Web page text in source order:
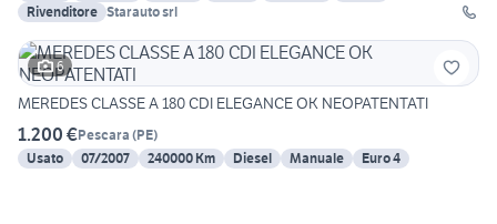
Rivenditore Starauto srl
6
MEREDES CLASSE A 180 CDI ELEGANCE OK NEOPATENTATI
1.200 €Pescara (PE)
Usato
07/2007 240000 Km Diesel Manuale Euro 4